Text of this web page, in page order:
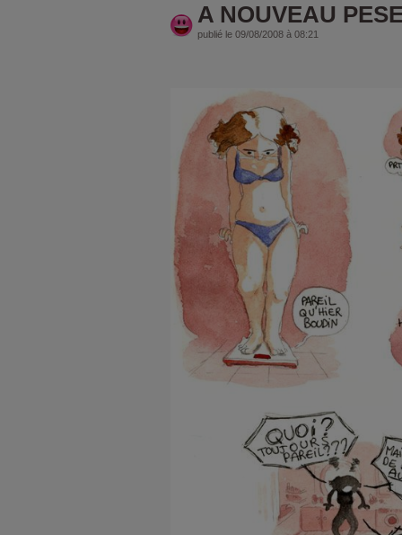
A NOUVEAU
publié le 09/08/2008 à 08:21